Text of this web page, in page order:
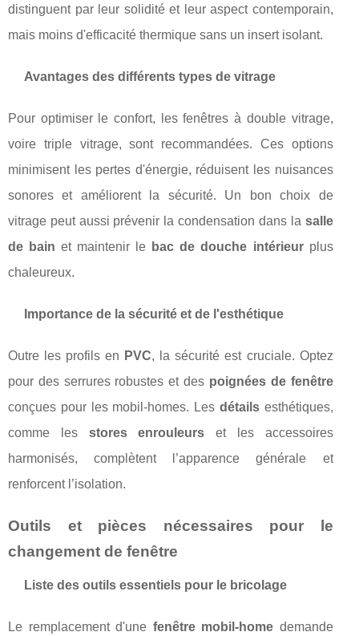
distinguent par leur solidité et leur aspect contemporain,
mais moins d'efficacité thermique sans un insert isolant.
Avantages des différents types de vitrage
Pour optimiser le confort, les fenêtres à double vitrage,
voire triple vitrage, sont recommandées. Ces options
minimisent les pertes d'énergie, réduisent les nuisances
sonores et améliorent la sécurité. Un bon choix de
vitrage peut aussi prévenir la condensation dans la salle
de bain et maintenir le bac de douche intérieurplus
chaleureux.
Importance de la sécurité et de l'esthétique
Outre les profils en PVC, la sécurité est cruciale. Optez
pour des serrures robustes et des poignées de fenêtre
conçues pour les mobil-homes. Les détailsesthétiques,
comme les stores enrouleurs et les accessoires
harmonisés, complètent l’apparence générale et
renforcent l’isolation.
Outils et pièces nécessaires pour le
changement de fenêtre
Liste des outils essentiels pour le bricolage
Le remplacement d'une fenêtre mobil-home demande